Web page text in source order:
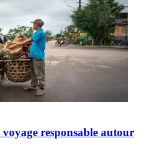
responsable autour